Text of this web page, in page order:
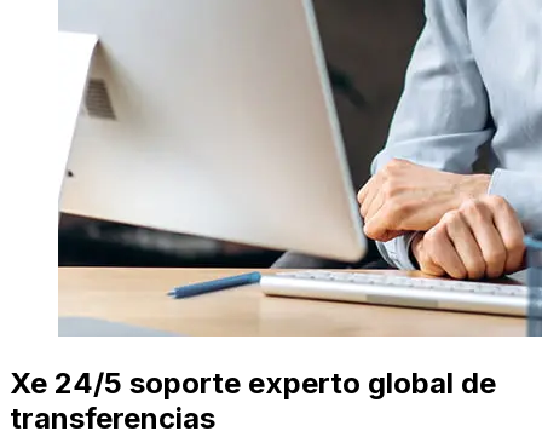
Xe 24/5 soporte experto global de
transferencias